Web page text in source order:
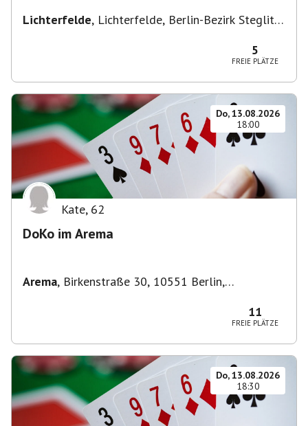
Lichterfelde, Lichterfelde, Berlin-Bezirk Steglitz-
5
FREIE PLÄTZE
Do, 13.08.2026
18:00
Kate, 62
DoKo im Arema
Arema, Birkenstraße 30, 10551 Berlin,
11
FREIE PLÄTZE
Do, 13.08.2026
18:30